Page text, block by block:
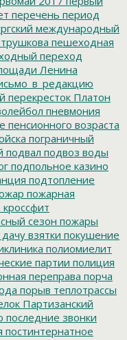
перечень период
международный
пешеходная
переход
Ленина
перекресток Платон
пневмония
возраста
пограничный
подвал подвоз воды
подпольное казино
подтопление
пожарная
сезон пожары
взятки покушение
полиомиелит
партии полиция
переправа порча
порыв теплотрассы
Партизанский
последние звонки
постинтернатное